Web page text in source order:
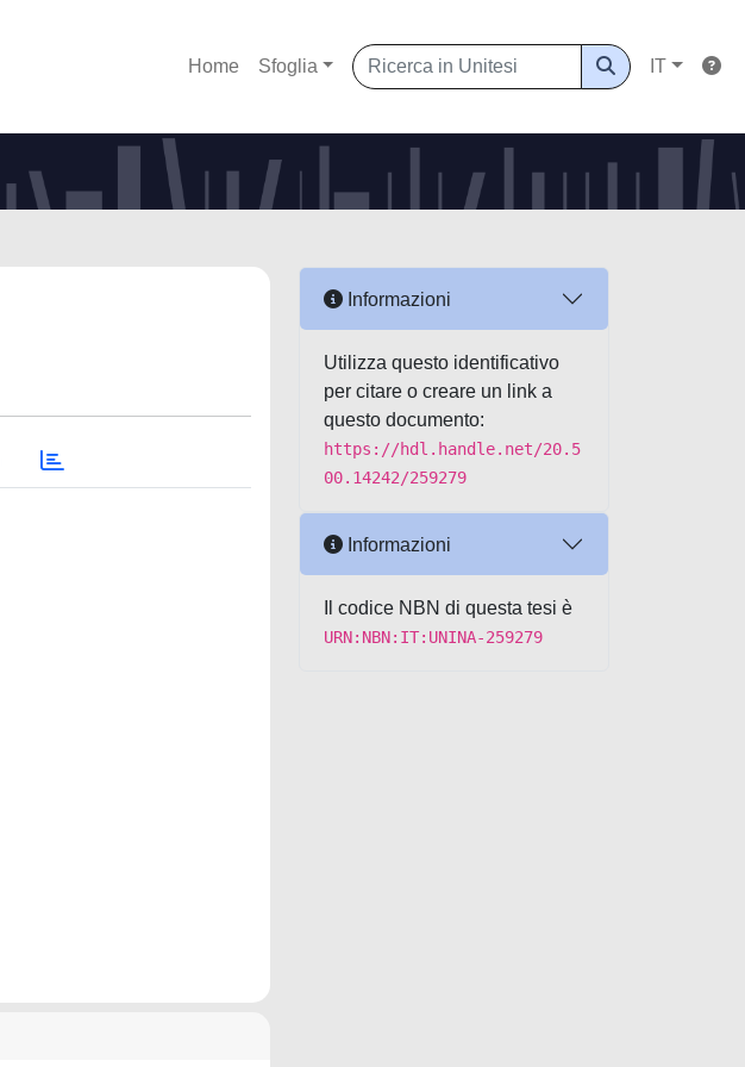
Home Sfoglia IT
Informazioni
Utilizza questo identificativo
per citare o creare un link a
questo documento:
https://hdl.handle.net/20.5
00.14242/259279
Informazioni
Il codice NBN di questa tesi è
URN:NBN:IT:UNINA-259279